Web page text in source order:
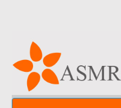
Sari la
navigare
Secţiuni